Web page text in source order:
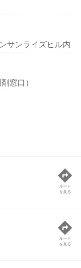
サンライズヒル内
窓口）
ルート
を見る
ルート
を見る